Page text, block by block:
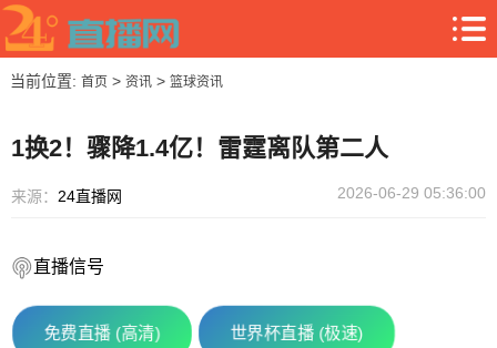
当前位置: 首页> 资讯> 篮球资讯
1换2！骤降1.4亿！雷霆离队第二人
来源： 24直播网 2026-06-29 05:36:00
直播信号
免费直播 (高清) 世界杯直播 (极速)